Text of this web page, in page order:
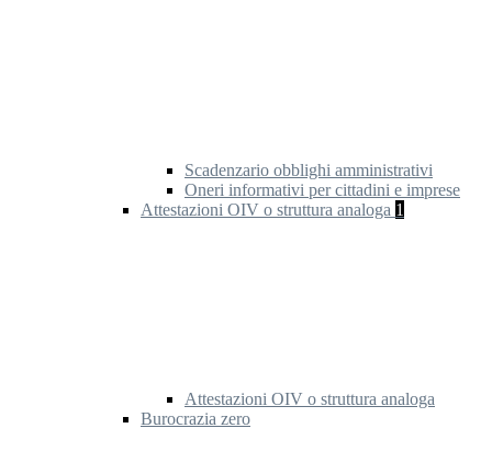
Scadenzario obblighi amministrativi
Oneri informativi per cittadini e imprese
Attestazioni OIV o struttura analoga 1
Attestazioni OIV o struttura analoga
Burocrazia zero